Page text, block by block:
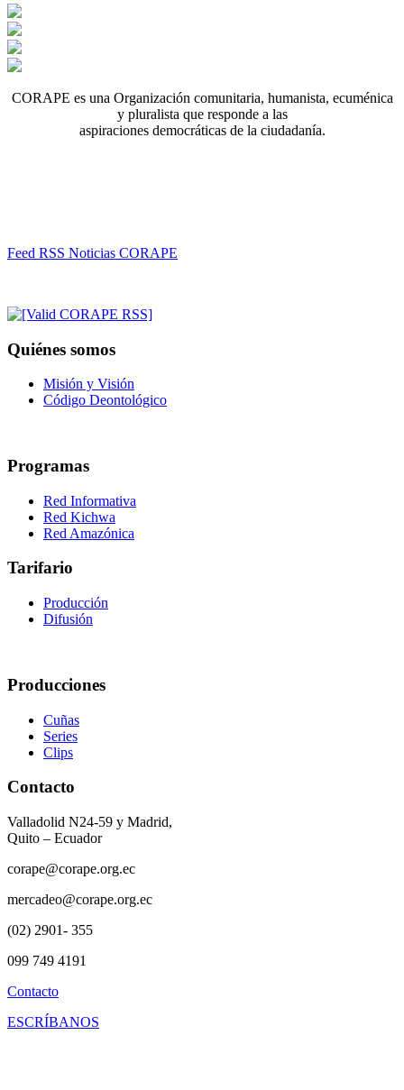
CORAPE es una Organización comunitaria, humanista, ecuménica
y pluralista que responde a las
aspiraciones democráticas de la ciudadanía.
Feed RSS Noticias CORAPE
Quiénes somos
Misión y Visión
Código Deontológico
Programas
Red Informativa
Red Kichwa
Red Amazónica
Tarifario
Producción
Difusión
Producciones
Cuñas
Series
Clips
Contacto
Valladolid N24-59 y Madrid,
Quito – Ecuador
corape@corape.org.ec
mercadeo@corape.org.ec
(02) 2901- 355
099 749 4191
Contacto
ESCRÍBANOS